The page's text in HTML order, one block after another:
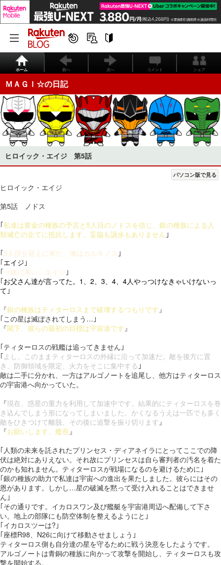
ホーム 前へ 次へ コメント シェア
ＭＡＧＩ☆の日記
ヒロイック・エイジ 第5話
パソコン版で見る
ヒロイック・エイジ
第5話 ノドス
｢私達は黄金の種族の予言と5人目のノドスを信じ、銀の種族による人
類滅亡の企てに抵抗します。妥協も譲歩もありません ｣
｢5人目を迎えに来た。俺はカルキノス ｣
｢エイジ ｣
｢一緒に来い、エイジ ｣
｢お父さん達が言ってた。1、2、3、4、4人やっつけなきゃいけないっ
て ｣
『銀の種族はティターロスまで破壊するつもりです 』
｢この星は滅ぼされてしまう…｣
『閣下、彼らの最初の目標は宇宙港です 』
｢ティターロスの戦艦は追ってきません｣
｢よし、このままティターロスの外縁に沿って加速だ。敵を後方に置
き、防御領域を限定、火力をそこに集中する ｣
敵は二手に分かれ、一方はアルゴノートを追尾し、他方はティターロス
の宇宙港へ向かっていた。
『現在、惑星の重力を利用して加速中です。結果的にティターロスを巻
き込んでしまう形になってしまいました。かくなるうえは一匹でも多く
敵をひきつけて離脱、その後に追撃を振り切ります 』
『お願いします、艦長』
｢人類の未来を託されたプリンセス・ディアネイラにとってここでの降
伏は絶対にありえない。それ故にプリンセスは自ら審判者の汚名を着た
のかも知れません。ティターロスが戦場になるのを避けるために｣
｢銀の種族の助力で私達は宇宙への進出を果たしました。彼らにはその
恩があります。しかし…星の破滅を黙って受け入れることはできませ
ん｣
｢その通りです。イカロスワン及び艦艇を宇宙港周辺へ配備して下さ
い。地上の部隊にも防空体制を整えるようにと｣
｢イカロスツーは?｣
｢座標R98、N26に向けて移動させましょう｣
ティターロス側も自分達の星を守るために戦う決意をしたようです。
アルゴノートは青銅の種族に向かって攻撃を開始し、ティターロスも攻
撃を開始する。